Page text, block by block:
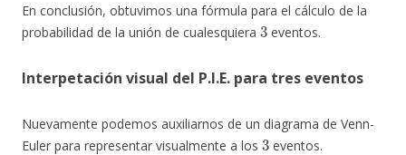
En conclusión, obtuvimos una fórmula para el cálculo de la
probabilidad de la unión de cualesquiera
3
eventos.
Interpetación visual del P.I.E. para tres eventos
Nuevamente podemos auxiliarnos de un diagrama de Venn-
Euler para representar visualmente a los
3
eventos.